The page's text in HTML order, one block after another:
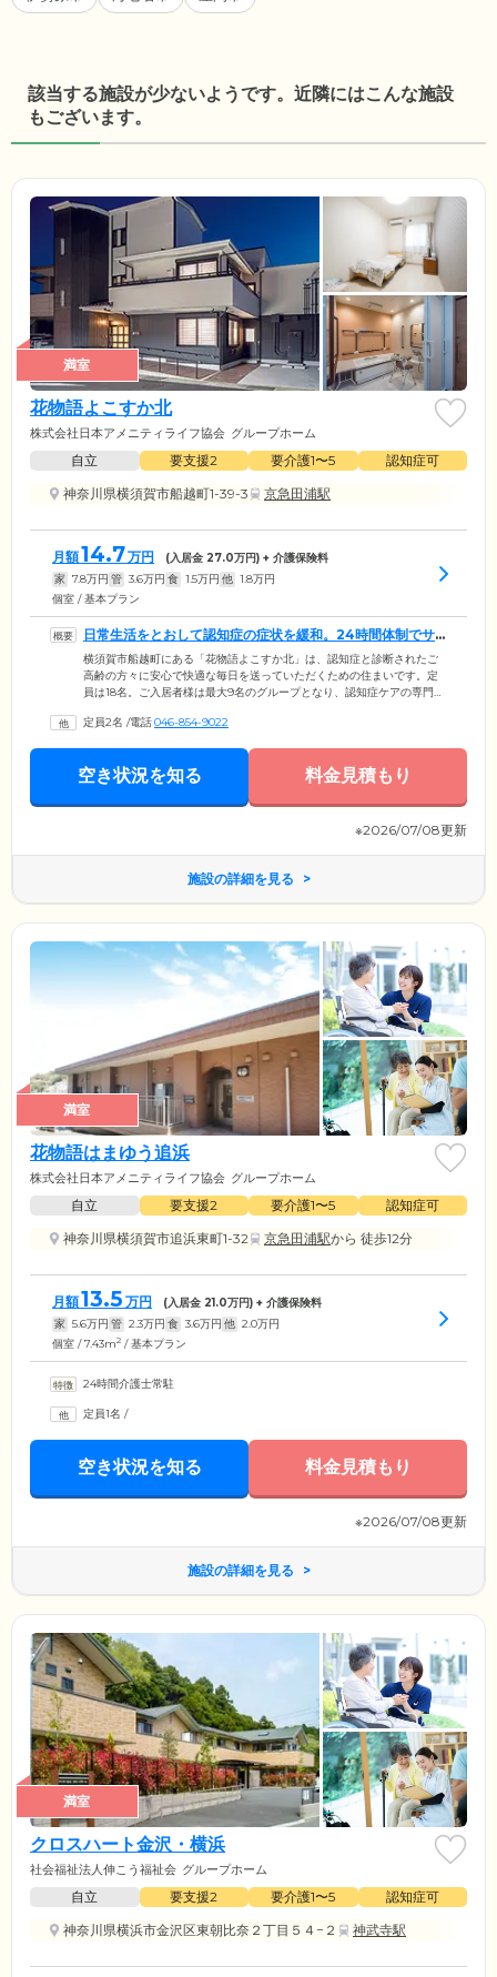
該当する施設が少ないようです。近隣にはこんな施設
もございます。
満室
花物語よこすか北
株式会社日本アメニティライフ協会 グループホーム
自立 要支援2 要介護1〜5
認知症可
神奈川県横須賀市船越町1-39-3
京急田浦駅
月額14.7万円 (入居金 27.0万円) + 介護保険料
家 7.8万円 管 3.6万円 食 1.5万円 他 1.8万円
個室 / 基本プラン
日常生活をとおして認知症の症状を緩和。24時間体制でサ
ポートします
横須賀市船越町にある「花物語よこすか北」は、認知症と診断されたご
高齢の方々に安心で快適な毎日を送っていただくための住まいです。定
員は18名。ご入居者様は最大9名のグループとなり、認知症ケアの専門ス
おひとりの個性を把握。家事や炊事などのなかからそれぞれが「できる
践することで、認知症の進行を緩和。ご自身で身の回りのことができる
「自立」の状態を目指します。24時間体制でしっかりサポートいたしま
定員2名 /電話046-854-9022
空き状況を知る 料金見積もり
※2026/07/08更新
施設の詳細を見る
満室
花物語はまゆう追浜
株式会社日本アメニティライフ協会 グループホーム
自立 要支援2 要介護1〜5
認知症可
神奈川県横須賀市追浜東町1-32
京急田浦駅から 徒歩12分
月額13.5 万円 (入居金 21.0万円) + 介護保険料
家 5.6万円 管 2.3万円 食 3.6万円 他 2.0万円
個室 / 7.43m2 / 基本プラン
24時間介護士常駐
定員1名 /
空き状況を知る 料金見積もり
※2026/07/08更新
施設の詳細を見る
満室
クロスハート金沢・横浜
社会福祉法人伸こう福祉会 グループホーム
自立 要支援2 要介護1〜5
認知症可
神奈川県横浜市金沢区東朝比奈２丁目５４−２
神武寺駅